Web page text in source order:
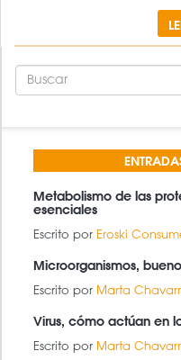
FORMULARIO
DE
Metabolismo de las
esenciales
Escrito por Eroski
Microorganismos,
Escrito por Marta
Virus, cómo actúan en
Escrito por Marta